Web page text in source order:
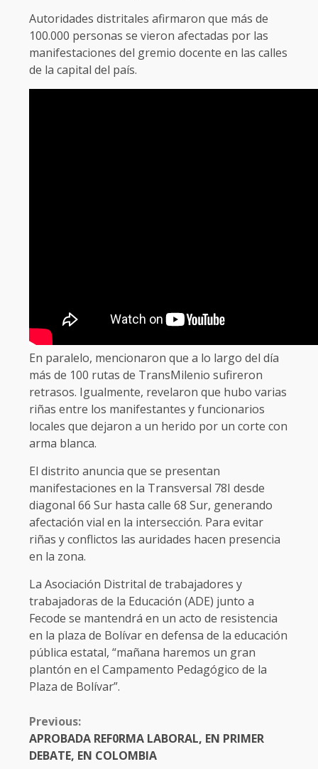
Autoridades distritales afirmaron que más de
100.000 personas se vieron afectadas por las
manifestaciones del gremio docente en las calles
de la capital del país.
En paralelo, mencionaron que a lo largo del día
más de 100 rutas de TransMilenio sufireron
retrasos. Igualmente, revelaron que hubo varias
riñas entre los manifestantes y funcionarios
locales que dejaron a un herido por un corte con
arma blanca.
El distrito anuncia que se presentan
manifestaciones en la Transversal 78I desde
diagonal 66 Sur hasta calle 68 Sur, generando
afectación vial en la intersección. Para evitar
riñas y conflictos las auridades hacen presencia
en la zona.
La Asociación Distrital de trabajadores y
trabajadoras de la Educación (ADE) junto a
Fecode se mantendrá en un acto de resistencia
en la plaza de Bolívar en defensa de la educación
pública estatal, “mañana haremos un gran
plantón en el Campamento Pedagógico de la
Plaza de Bolívar”.
CONTINUE
READING
Previous:
APROBADA REF0RMA LABORAL, EN PRIMER
DEBATE, EN COLOMBIA